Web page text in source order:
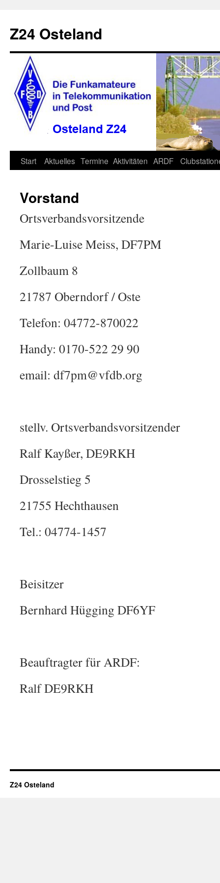
springen
Z24 Osteland
Start Aktuelles Termine Aktivitäten ARDF
Vorstand
Ortsverbandsvorsitzende
Marie-Luise Meiss, DF7PM
Zollbaum 8
21787 Oberndorf / Oste
Telefon: 04772-870022
Handy: 0170-522 29 90
email: df7pm@vfdb.org
stellv. Ortsverbandsvorsitzender
Ralf Kayßer, DE9RKH
Drosselstieg 5
21755 Hechthausen
Tel.: 04774-1457
Beisitzer
Bernhard Hügging DF6YF
Beauftragter für ARDF:
Ralf DE9RKH
Z24 Osteland